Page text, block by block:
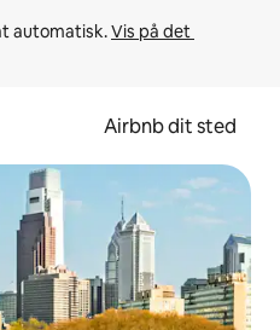
automatisk. Vis på det
Airbnb dit sted